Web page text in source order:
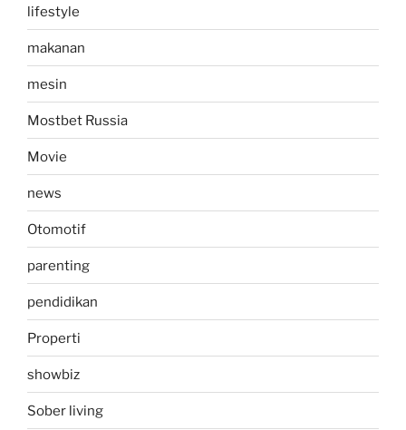
lifestyle
makanan
mesin
Mostbet Russia
Movie
news
Otomotif
parenting
pendidikan
Properti
showbiz
Sober living